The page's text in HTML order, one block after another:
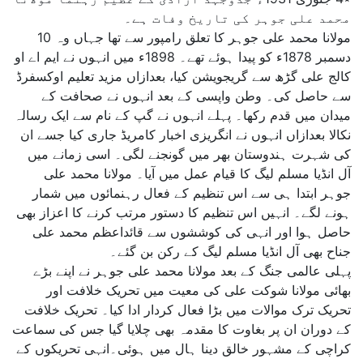
محمد علی جوہر کی تاریخ وفات ہے۔
مولانا محمد علی جوہر کا تعلق رامپور سے تھا جہاں وہ 10
دسمبر 1878ء کو پیدا ہوئے تھے۔ 1898ء میں انہوں نے ایم اے او
کالج علی گڑھ سے گریجویشن کیا، بعدازاں مزید تعلیم اوکسفرڈ
سے حاصل کی۔ وطن واپسی کے بعد انہوں نے صحافت کے
میدان میں قدم رکھا۔ پہلے انہوں نے گپ کے نام سے ایک رسالہ
نکالا بعدازاں انہوں نے انگریزی اخبار کامریڈ جاری کیا جسے ان
کی شہرت ہندوستان بھر میں گونجنے لگی۔ اسی زمانے میں
آل انڈیا مسلم لیگ کا قیام عمل میں آیا۔ مولانا محمد علی
جوہر ابتدا ہی سے اس تنظیم کے فعال رہنمائوں میں شمار
ہونے لگے۔ انہیں اس تنظیم کا دستور مرتب کرنے کا اعزاز بھی
حاصل ہوا اور انہی کی کوششوں سے قائداعظم محمد علی
جناح بھی آل انڈیا مسلم لیگ کے رکن بن گئے۔
پہلی عالمی جنگ کے بعد مولانا محمد علی جوہر نے اپنے بڑے
بھائی مولانا شوکت علی کی معیت میں تحریک خلافت اور
تحریک ترک موالات میں بڑا فعال کردار ادا کیا۔ تحریک خلافت
کے دوران ان پر بغاوت کا مقدمہ بھی چلایا گیا جس کی سماعت
کراچی کے مشہور خالق دینا ہال میں ہوئی۔انہی تحریکوں کے